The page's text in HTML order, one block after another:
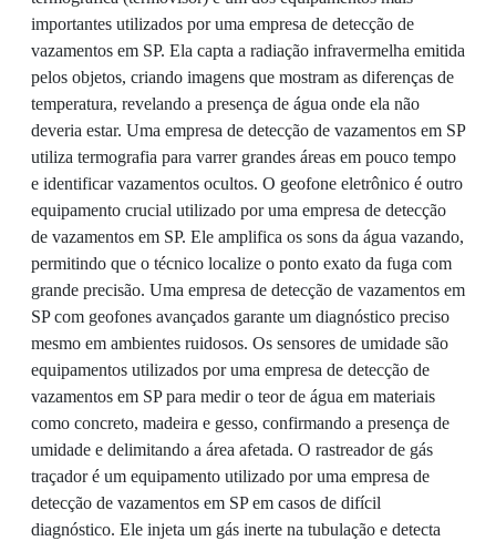
importantes utilizados por uma empresa de detecção de
vazamentos em SP. Ela capta a radiação infravermelha emitida
pelos objetos, criando imagens que mostram as diferenças de
temperatura, revelando a presença de água onde ela não
deveria estar. Uma empresa de detecção de vazamentos em SP
utiliza termografia para varrer grandes áreas em pouco tempo
e identificar vazamentos ocultos. O geofone eletrônico é outro
equipamento crucial utilizado por uma empresa de detecção
de vazamentos em SP. Ele amplifica os sons da água vazando,
permitindo que o técnico localize o ponto exato da fuga com
grande precisão. Uma empresa de detecção de vazamentos em
SP com geofones avançados garante um diagnóstico preciso
mesmo em ambientes ruidosos. Os sensores de umidade são
equipamentos utilizados por uma empresa de detecção de
vazamentos em SP para medir o teor de água em materiais
como concreto, madeira e gesso, confirmando a presença de
umidade e delimitando a área afetada. O rastreador de gás
traçador é um equipamento utilizado por uma empresa de
detecção de vazamentos em SP em casos de difícil
diagnóstico. Ele injeta um gás inerte na tubulação e detecta